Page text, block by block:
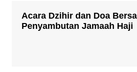
Acara Dzihir dan Doa
Penyambutan Jamaah Haji